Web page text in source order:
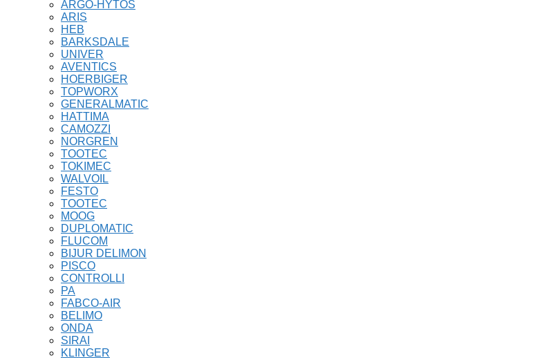
ARGO-HYTOS
ARIS
HEB
BARKSDALE
UNIVER
AVENTICS
HOERBIGER
TOPWORX
GENERALMATIC
HATTIMA
CAMOZZI
NORGREN
TOOTEC
TOKIMEC
WALVOIL
FESTO
TOOTEC
MOOG
DUPLOMATIC
FLUCOM
BIJUR DELIMON
PISCO
CONTROLLI
PA
FABCO-AIR
BELIMO
ONDA
SIRAI
KLINGER